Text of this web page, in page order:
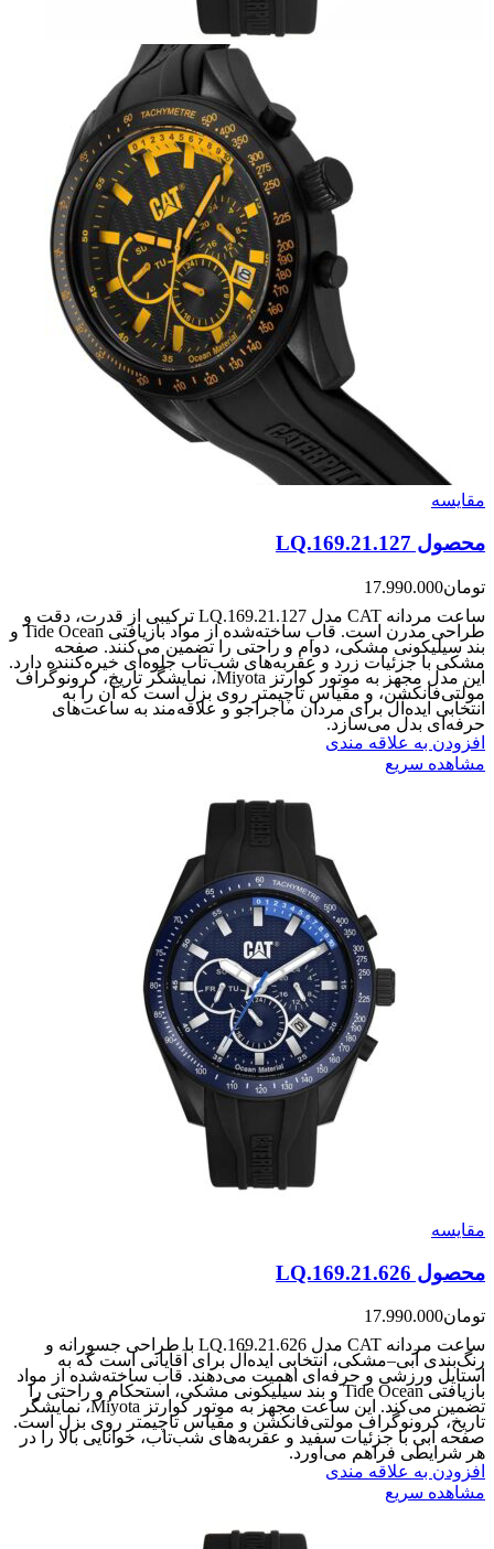
مقایسه
محصول LQ.169.21.127
تومان17.990.000
ساعت مردانه CAT مدل LQ.169.21.127 ترکیبی از قدرت، دقت و
طراحی مدرن است. قاب ساخته‌شده از مواد بازیافتی Tide Ocean و
بند سیلیکونی مشکی، دوام و راحتی را تضمین می‌کنند. صفحه
مشکی با جزئیات زرد و عقربه‌های شب‌تاب جلوه‌ای خیره‌کننده دارد.
این مدل مجهز به موتور کوارتز Miyota، نمایشگر تاریخ، کرونوگراف
مولتی‌فانکشن، و مقیاس تاچیمتر روی بزل است که آن را به
انتخابی ایده‌آل برای مردان ماجراجو و علاقه‌مند به ساعت‌های
حرفه‌ای بدل می‌سازد.
افزودن به علاقه مندی
مشاهده سریع
مقایسه
محصول LQ.169.21.626
تومان17.990.000
ساعت مردانه CAT مدل LQ.169.21.626 با طراحی جسورانه و
رنگ‌بندی آبی–مشکی، انتخابی ایده‌آل برای آقایانی است که به
استایل ورزشی و حرفه‌ای اهمیت می‌دهند. قاب ساخته‌شده از مواد
بازیافتی Tide Ocean و بند سیلیکونی مشکی، استحکام و راحتی را
تضمین می‌کند. این ساعت مجهز به موتور کوارتز Miyota، نمایشگر
تاریخ، کرونوگراف مولتی‌فانکشن و مقیاس تاچیمتر روی بزل است.
صفحه آبی با جزئیات سفید و عقربه‌های شب‌تاب، خوانایی بالا را در
هر شرایطی فراهم می‌آورد.
افزودن به علاقه مندی
مشاهده سریع